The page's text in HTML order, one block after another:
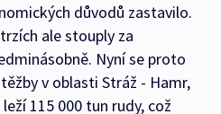
důvodů zastavilo.
ale stouply za
Nyní se proto
v oblasti Stráž - Hamr,
115 000 tun rudy, což